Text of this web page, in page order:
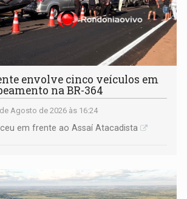
envolve cinco veículos em
na BR-364
Agosto de 2026 às 16:24
em frente ao Assaí Atacadista